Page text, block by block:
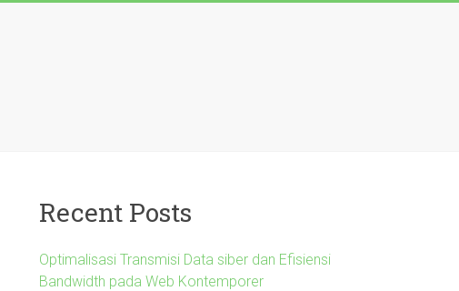
Recent Posts
Optimalisasi Transmisi Data siber dan Efisiensi
Bandwidth pada Web Kontemporer